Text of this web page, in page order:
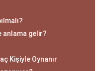
anlama gelir?
Kişiyle Oynanır